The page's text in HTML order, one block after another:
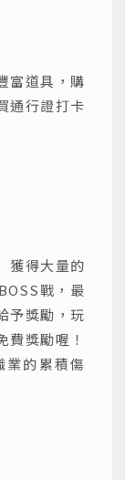
富道具，購
通行證打卡
獲得大量的
戰，最
予獎勵，玩
費獎勵喔！
業的累積傷